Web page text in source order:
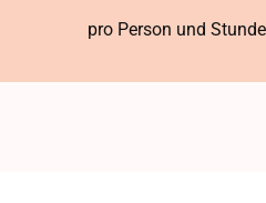
pro Person und Stunde